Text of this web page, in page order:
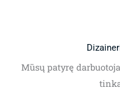
Mūsų patyrę